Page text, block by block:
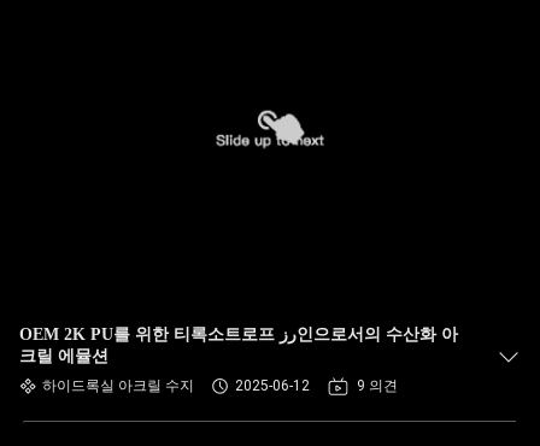
OEM 2K PU를 위한 티록소트로프 رز인으로서의 수산화 아
크릴 에뮬션
하이드록실 아크릴 수지 2025-06-12 9 의견